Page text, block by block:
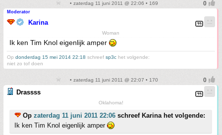
• zaterdag 11 juni 2011 @ 22:06 • 169
Moderator
Karina
Woman
Ik ken Tim Knol eigenlijk amper
Op donderdag 15 mei 2014 22:18 schreef sp3c het volgende:
niet zo tof doen
• zaterdag 11 juni 2011 @ 22:07 • 170
Drassss
Oklahoma!
Op zaterdag 11 juni 2011 22:06 schreef Karina het volgende:
Ik ken Tim Knol eigenlijk amper